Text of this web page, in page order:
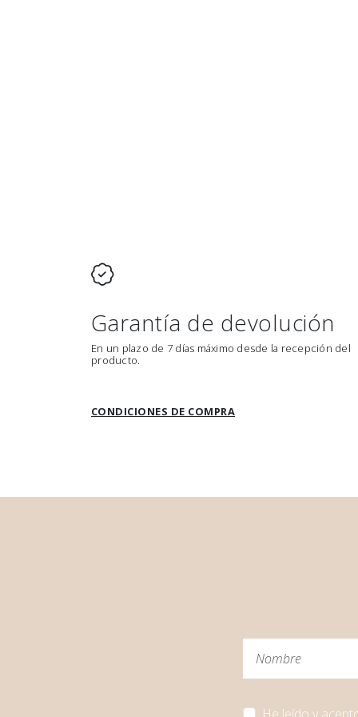
Garantía de devolución
En un plazo de 7 días máximo desde la recepción del
producto.
CONDICIONES DE COMPRA